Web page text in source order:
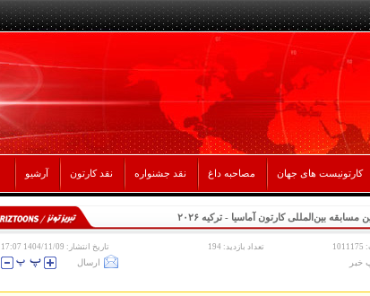
کارتونیست های جهان مصاحبه داغ نقد جشنواره نقد کارتون آرشیو
مسابقه بین‌المللی کارتون آماسیا - ترکیه ۲۰۲۶
تعداد بازدید: 194 تاریخ انتشار: 1404/11/09 17:07
خبر ارسال